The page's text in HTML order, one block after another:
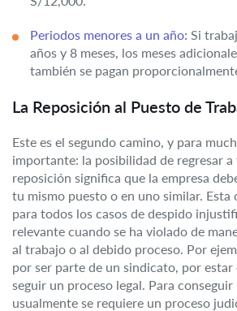
Periodos menores a un año: Si
años y 8 meses, los meses
también se pagan
La Reposición al Puesto de
Este es el segundo camino, y para
importante: la posibilidad de regresar
reposición significa que la empresa
tu mismo puesto o en uno similar. Esta
para todos los casos de despido
relevante cuando se ha violado de
al trabajo o al debido proceso. Por
por ser parte de un sindicato, por estar
seguir un proceso legal. Para
usualmente se requiere un proceso